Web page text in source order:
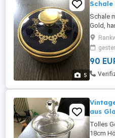
5
Schale
Schale
Gold,
Bavaria
um
Höhe
Bücher)
90
aus
Tolles
18cm